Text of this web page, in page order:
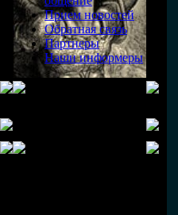
Прием новостей
Обратная связь
Партнеры
Наши информеры